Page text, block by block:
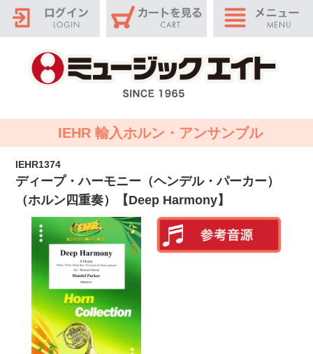
IEHR 輸入ホルン・アンサンブル
IEHR1374
ディープ・ハーモニー（ヘンデル・パーカー）
（ホルン四重奏）【Deep Harmony】